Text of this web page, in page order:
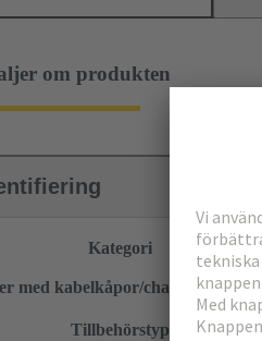
om produkten
Kategori
med kabelkåpor/chassihus
Tillbehörstyp